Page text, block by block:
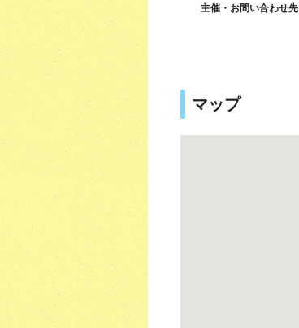
主催・お問い合わせ先
マップ